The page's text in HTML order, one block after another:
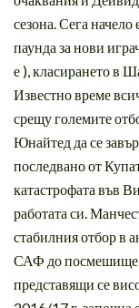
сезона. Сега
паунда за нови
е ), класирането в
Известно време
срещу големите
Юнайтед да се
последвано от
катастрофата във
работата си.
стабилния отбор в
САФ до посмешище
представящи се